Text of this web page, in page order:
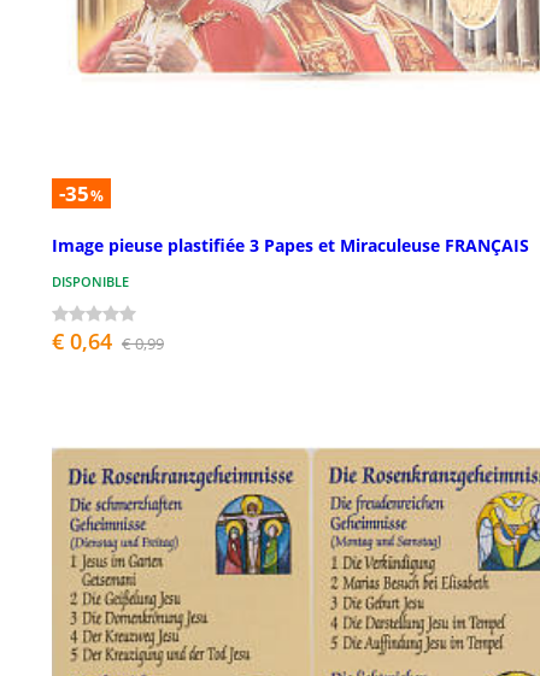
-35%
Image pieuse plastifiée 3 Papes et Miraculeuse FRANÇAIS
DISPONIBLE
€ 0,64 € 0,99